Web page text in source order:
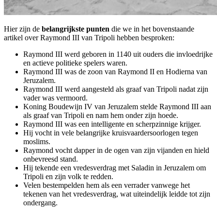
Hier zijn de belangrijkste punten die we in het bovenstaande
artikel over Raymond III van Tripoli hebben besproken:
Raymond III werd geboren in 1140 uit ouders die invloedrijke
en actieve politieke spelers waren.
Raymond III was de zoon van Raymond II en Hodierna van
Jeruzalem.
Raymond III werd aangesteld als graaf van Tripoli nadat zijn
vader was vermoord.
Koning Boudewijn IV van Jeruzalem stelde Raymond III aan
als graaf van Tripoli en nam hem onder zijn hoede.
Raymond III was een intelligente en scherpzinnige krijger.
Hij vocht in vele belangrijke kruisvaardersoorlogen tegen
moslims.
Raymond vocht dapper in de ogen van zijn vijanden en hield
onbevreesd stand.
Hij tekende een vredesverdrag met Saladin in Jeruzalem om
Tripoli en zijn volk te redden.
Velen bestempelden hem als een verrader vanwege het
tekenen van het vredesverdrag, wat uiteindelijk leidde tot zijn
ondergang.